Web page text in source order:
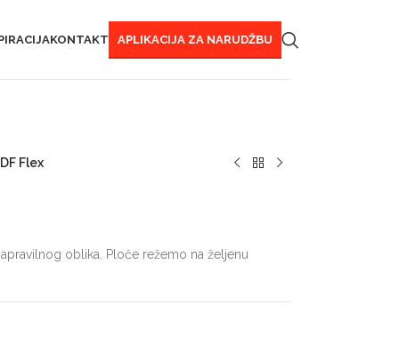
KONTAKT APLIKACIJA ZA NARUDŽBU
Flex
oblika. Ploče režemo na željenu